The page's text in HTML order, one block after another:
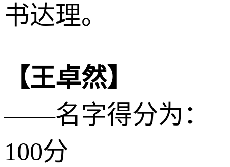
书达理。
【王卓然】
——名字得分为：
100分